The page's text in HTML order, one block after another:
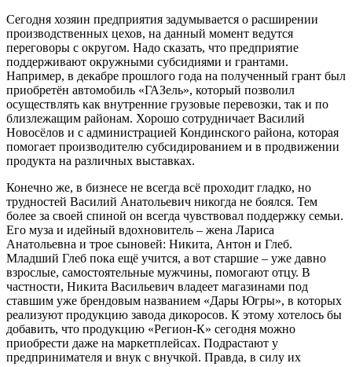
Сегодня хозяин предприятия задумывается о расширении
производственных цехов, на данный момент ведутся
переговоры с округом. Надо сказать, что предприятие
поддерживают окружными субсидиями и грантами.
Например, в декабре прошлого года на полученный грант был
приобретён автомобиль «ГАЗель», который позволил
осуществлять как внутренние грузовые перевозки, так и по
близлежащим районам. Хорошо сотрудничает Василий
Новосёлов и с администрацией Кондинского района, которая
помогает производителю субсидированием и в продвижении
продукта на различных выставках.
Конечно же, в бизнесе не всегда всё проходит гладко, но
трудностей Василий Анатольевич никогда не боялся. Тем
более за своей спиной он всегда чувствовал поддержку семьи.
Его муза и идейный вдохновитель – жена Лариса
Анатольевна и трое сыновей: Никита, Антон и Глеб.
Младший Глеб пока ещё учится, а вот старшие – уже давно
взрослые, самостоятельные мужчины, помогают отцу. В
частности, Никита Васильевич владеет магазинами под
ставшим уже брендовым названием «Дары Югры», в которых
реализуют продукцию завода дикоросов. К этому хотелось бы
добавить, что продукцию «Регион-К» сегодня можно
приобрести даже на маркетплейсах. Подрастают у
предпринимателя и внук с внучкой. Правда, в силу их